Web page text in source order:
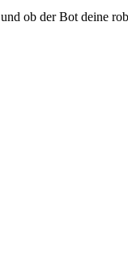
ob der Bot deine